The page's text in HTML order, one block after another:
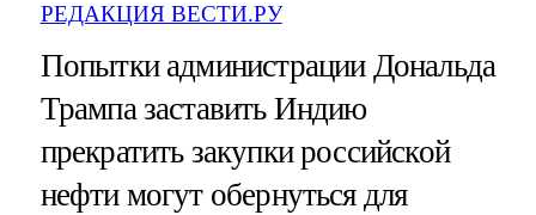
РЕДАКЦИЯ ВЕСТИ.РУ
Попытки администрации Дональда
Трампа заставить Индию
прекратить закупки российской
нефти могут обернуться для